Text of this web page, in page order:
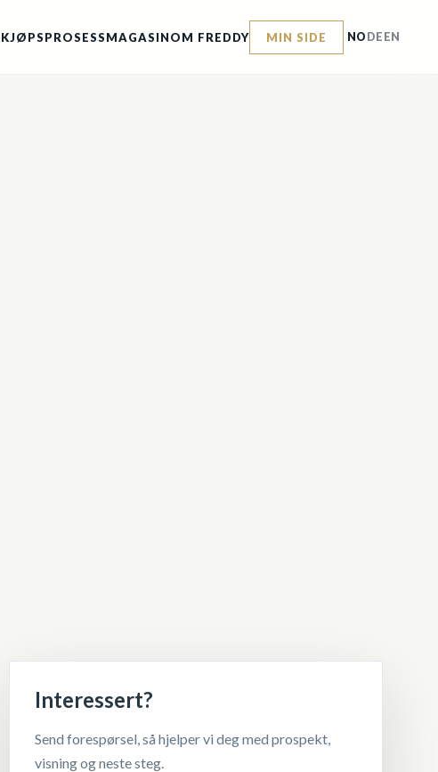
KJØPSPROSESSMAGASINOM FREDDY MIN SIDE NO DE EN
Interessert?
Send forespørsel, så hjelper vi deg med prospekt,
visning og neste steg.